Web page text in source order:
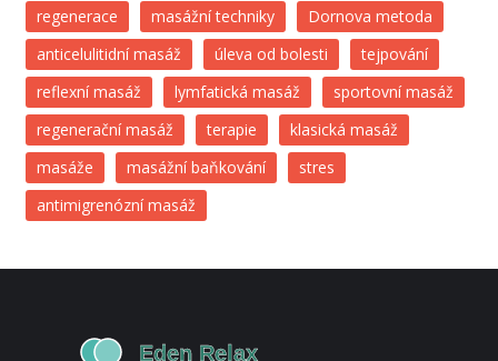
regenerace
masážní techniky
Dornova metoda
anticelulitidní masáž
úleva od bolesti
tejpování
reflexní masáž
lymfatická masáž
sportovní masáž
regenerační masáž
terapie
klasická masáž
masáže
masážní baňkování
stres
antimigrenózní masáž